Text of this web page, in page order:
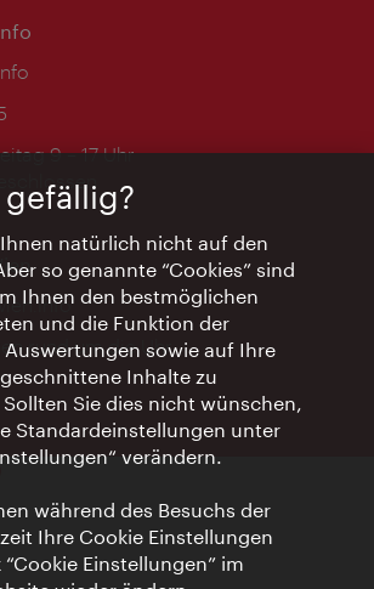
9 – 17 Uhr
rund um die Uhr
natürlich nicht auf den
so genannte “Cookies” sind
Ihnen den bestmöglichen
und die Funktion der
Auswertungen sowie auf Ihre
Inhalte zu
Sie dies nicht wünschen,
Standardeinstellungen unter
verändern.
während des Besuchs der
Ihre Cookie Einstellungen
Einstellungen” im